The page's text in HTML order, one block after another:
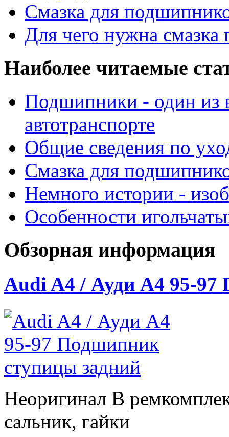
Смазка для
Для чего нужна
Наиболее читаемые
Подшипники - один из
автотранспорте
Общие сведения по
Смазка для
Немного истории -
Особенности
Обзорная информация
Audi A4 / Ауди А4 95-97
Неоригинал В
сальник, гайки